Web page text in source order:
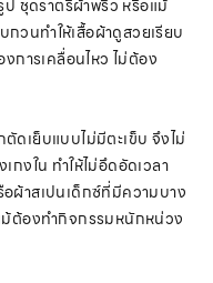
ป ชุดราตรีผ้าพริ้ว หรือแม้
วนทำให้เสื้อผ้าดูสวยเรียบ
การเคลื่อนไหว ไม่ต้อง
ดเย็บแบบไม่มีตะเข็บ จึงไม่
กงใน ทำให้ไม่อึดอัดเวลา
ผ้าสเปนเด็กซ์ที่มีความบาง
ต้องทำกิจกรรมหนักหน่วง